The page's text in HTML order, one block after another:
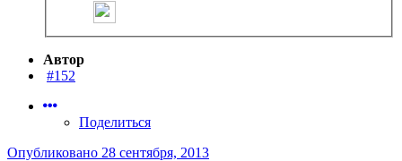
Автор
#152
Поделиться
Опубликовано 28 сентября, 2013